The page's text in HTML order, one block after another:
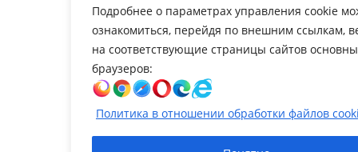
Подробнее о параметрах управления cookie
ознакомиться, перейдя по внешним ссылкам,
на соответствующие страницы сайтов
браузеров:
Политика в отношении обработки файлов